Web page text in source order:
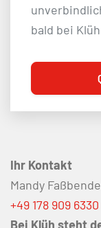
bald bei
Ihr Kontakt
Mandy
+49 178 909 6330
Bei Klüh steht